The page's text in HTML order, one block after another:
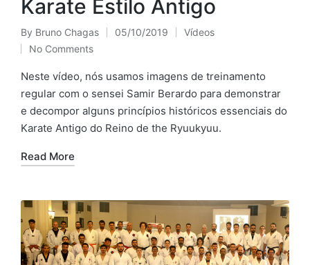
Karate Estilo Antigo
Posted
by
By Bruno Chagas 05/10/2019
Posted
Vídeos
No Comments
Neste vídeo, nós usamos imagens de treinamento
regular com o sensei Samir Berardo para demonstrar
e decompor alguns princípios históricos essenciais do
Karate Antigo do Reino de the Ryuukyuu.
Read More